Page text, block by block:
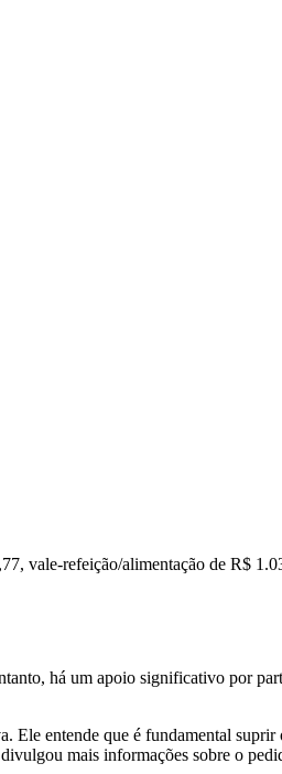
vale-refeição/alimentação de R$
há um apoio significativo por
Ele entende que é fundamental
mais informações sobre o